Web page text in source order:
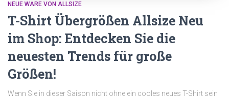
NEUE WARE VON ALLSIZE
T-Shirt Übergrößen Allsize Neu
im Shop: Entdecken Sie die
neuesten Trends für große
Größen!
Wenn Sie in dieser Saison nicht ohne ein cooles neues T-Shirt sein